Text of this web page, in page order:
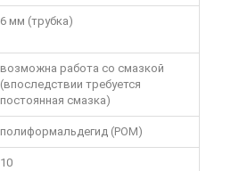
6 мм (трубка)
возможна работа со смазкой
(впоследствии требуется
постоянная смазка)
полиформальдегид (POM)
10